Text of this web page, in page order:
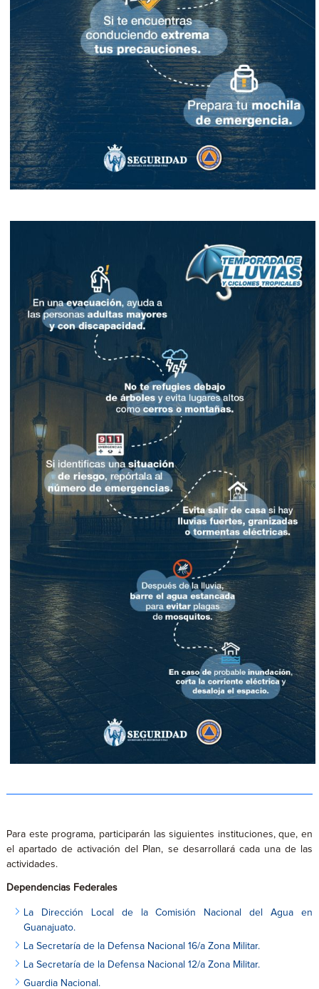
Para este programa, participarán las siguientes instituciones, que, en
el apartado de activación del Plan, se desarrollará cada una de las
actividades.
Dependencias Federales
La Dirección Local de la Comisión Nacional del Agua en
Guanajuato.
La Secretaría de la Defensa Nacional 16/a Zona Militar.
La Secretaría de la Defensa Nacional 12/a Zona Militar.
Guardia Nacional.